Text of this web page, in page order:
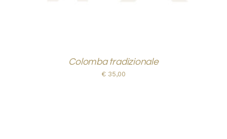
Colomba tradizionale
€ 35,00